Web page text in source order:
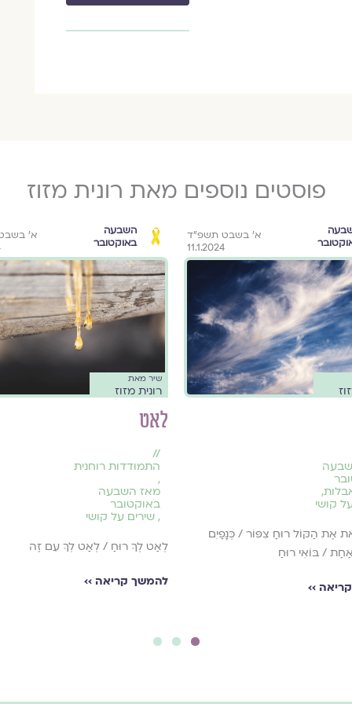
פוסטים נוספים מאת רונית מזוז
א׳ בשבט תשפ״ד
11.1.2024
,
קושי
אֶת הַקּוֹל רוּחַ צִפּוֹר / כְּנָפַיִם
/ בּוֹאִי רוּחַ
››
השבעה
באוקטובר
א׳
שיר מאת
רונית מזוז
לאט
//
התמודדות רוחנית
,
מאז השבעה
באוקטובר
, שירים על קושי
לְאַט לְךָ רוּחַ / לְאַט לְךָ עִם זֶה
להמשך קריאה ››
1